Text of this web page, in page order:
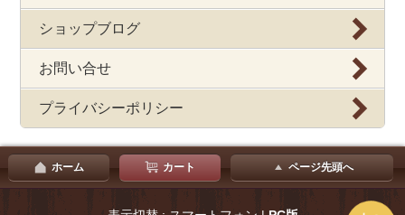
ショップブログ
お問い合せ
プライバシーポリシー
ホーム カート ページ先頭へ